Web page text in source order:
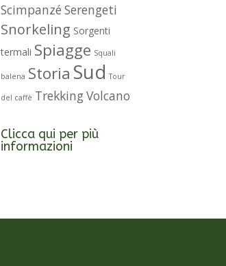
Scimpanzé Serengeti
Snorkeling Sorgenti
termali Spiagge Squali
balena Storia Sud Tour
del caffè Trekking Volcano
Clicca qui per più
informazioni